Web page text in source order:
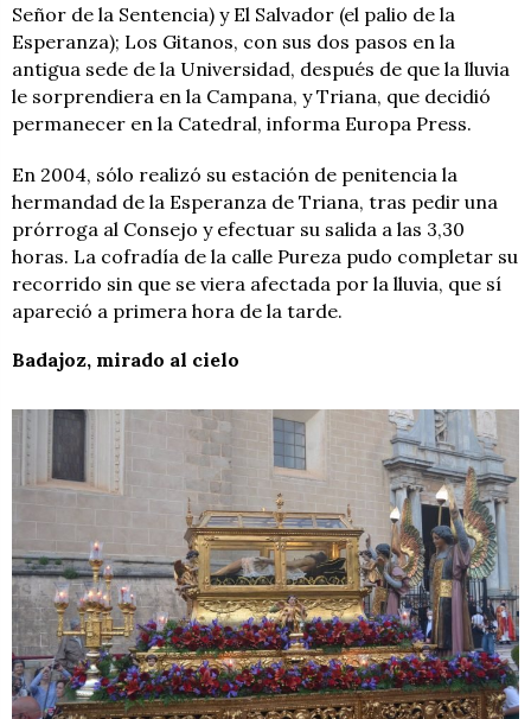
Señor de la Sentencia) y El Salvador (el palio de la
Esperanza); Los Gitanos, con sus dos pasos en la
antigua sede de la Universidad, después de que la lluvia
le sorprendiera en la Campana, y Triana, que decidió
permanecer en la Catedral, informa Europa Press.
En 2004, sólo realizó su estación de penitencia la
hermandad de la Esperanza de Triana, tras pedir una
prórroga al Consejo y efectuar su salida a las 3,30
horas. La cofradía de la calle Pureza pudo completar su
recorrido sin que se viera afectada por la lluvia, que sí
apareció a primera hora de la tarde.
Badajoz, mirado al cielo